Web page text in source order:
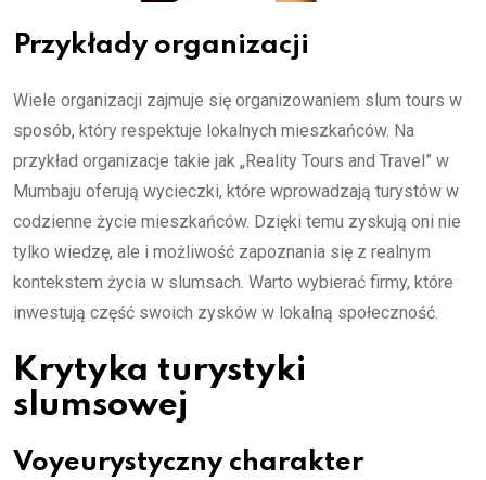
Przykłady organizacji
Wiele organizacji zajmuje się organizowaniem slum tours w
sposób, który respektuje lokalnych mieszkańców. Na
przykład organizacje takie jak „Reality Tours and Travel” w
Mumbaju oferują wycieczki, które wprowadzają turystów w
codzienne życie mieszkańców. Dzięki temu zyskują oni nie
tylko wiedzę, ale i możliwość zapoznania się z realnym
kontekstem życia w slumsach. Warto wybierać firmy, które
inwestują część swoich zysków w lokalną społeczność.
Krytyka turystyki
slumsowej
Voyeurystyczny charakter